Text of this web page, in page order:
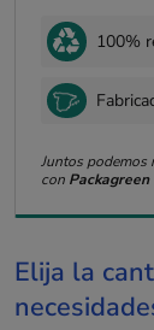
100%
Juntos podemos
con Packagreen
Elija la